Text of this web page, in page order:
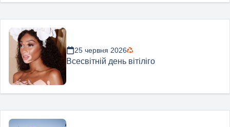
25 червня 2026
Всесвітній день вітіліго